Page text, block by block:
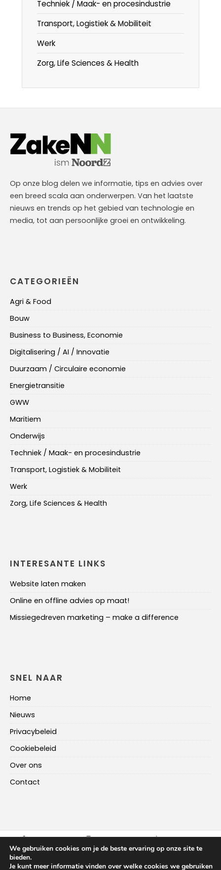
Techniek / Maak- en procesindustrie
Transport, Logistiek & Mobiliteit
Werk
Zorg, Life Sciences & Health
Op onze blog delen we informatie, tips en advies over
een breed scala aan onderwerpen. Van het laatste
nieuws en trends op het gebied van technologie en
media, tot aan persoonlijke groei en ontwikkeling.
CATEGORIEËN
Agri & Food
Bouw
Business to Business, Economie
Digitalisering / AI / Innovatie
Duurzaam / Circulaire economie
Energietransitie
GWW
Maritiem
Onderwijs
Techniek / Maak- en procesindustrie
Transport, Logistiek & Mobiliteit
Werk
Zorg, Life Sciences & Health
INTERESANTE LINKS
Website laten maken
Online en offline advies op maat!
Missiegedreven marketing – make a difference
SNEL NAAR
Home
Nieuws
Privacybeleid
Cookiebeleid
Over ons
Contact
FACEBOOK INSTAGRAM LINKEDIN
We gebruiken cookies om je de beste ervaring op onze site te
bieden.
Je kunt meer informatie vinden over welke cookies we gebruiken